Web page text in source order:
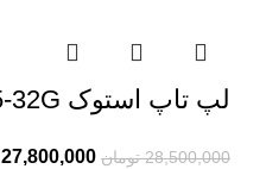
لپ تاپ استوک Hp Zbook studio G5-32G
28,500,000 تومان 27,800,000